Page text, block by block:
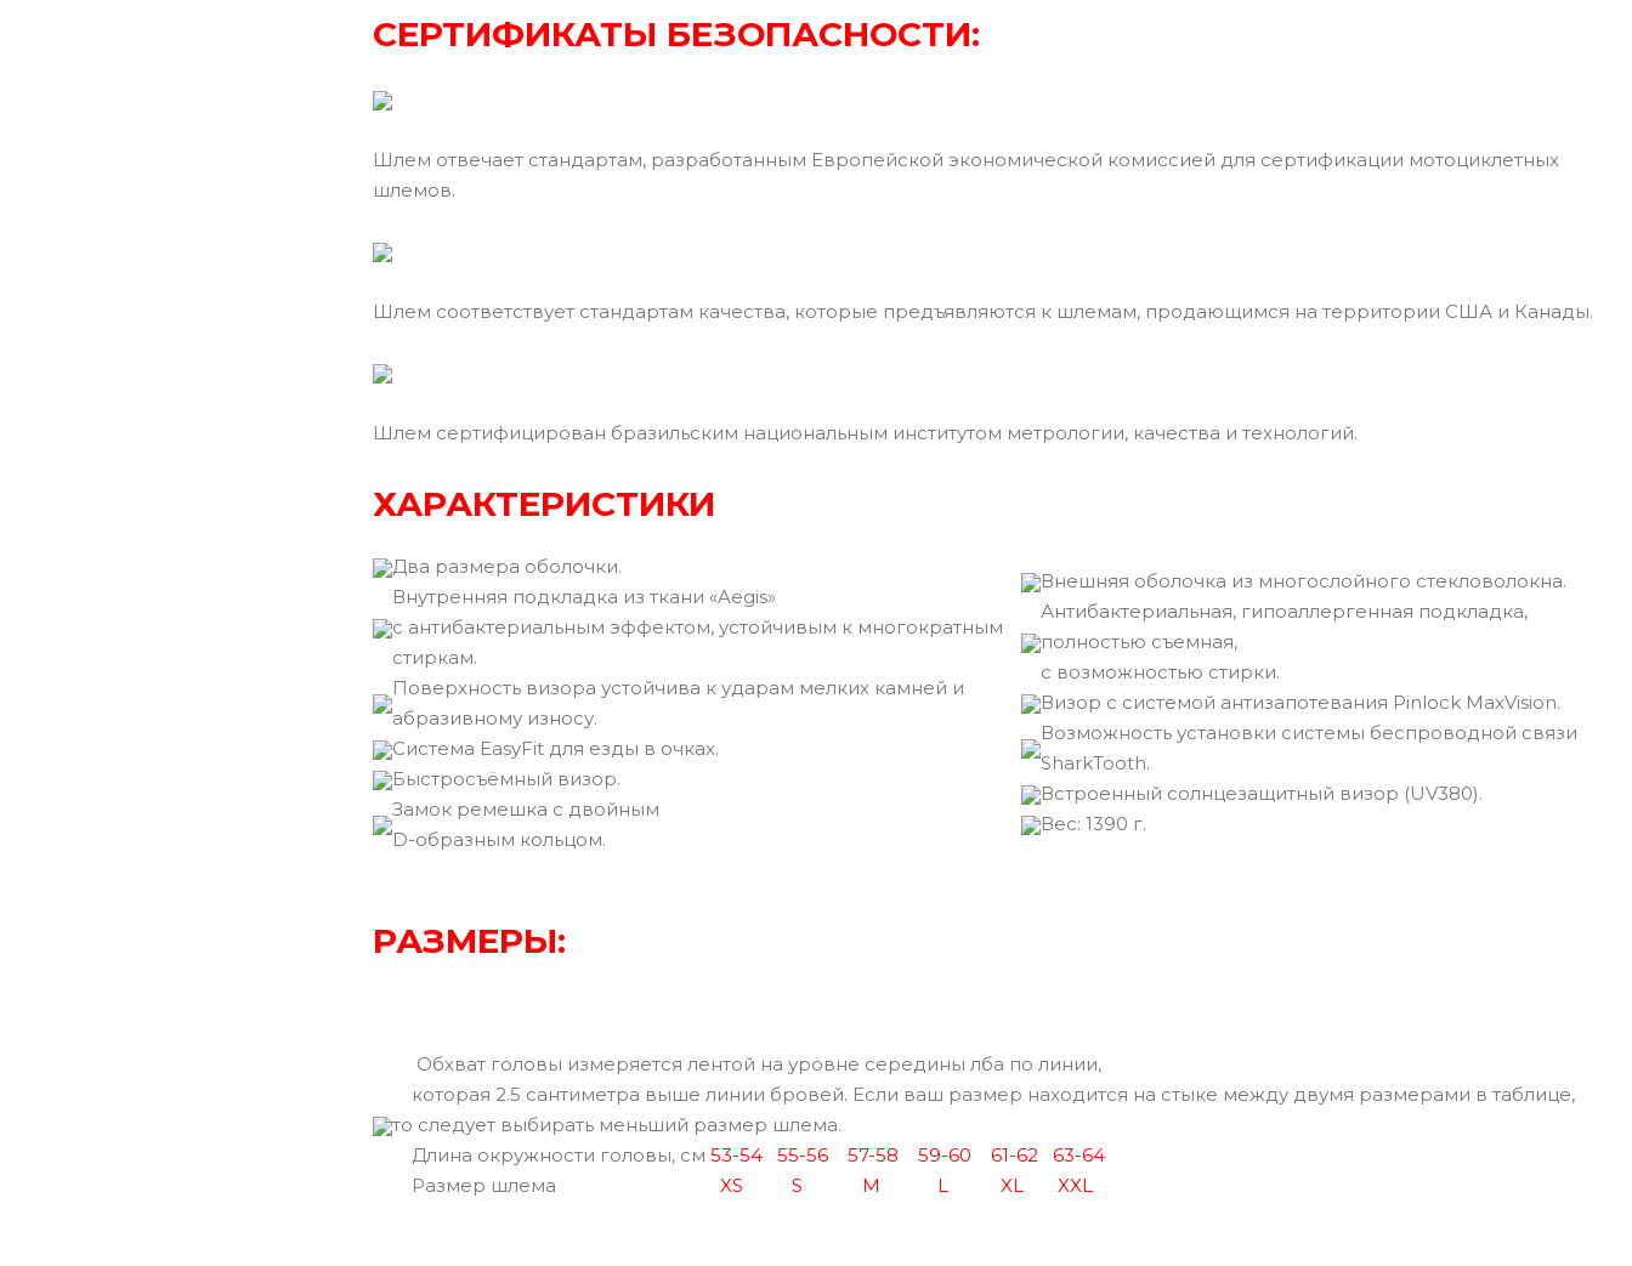
СЕРТИФИКАТЫ БЕЗОПАСНОСТИ:
Шлем отвечает стандартам, разработанным Европейской экономической комиссией для сертификации мотоциклетных
шлемов.
Шлем соответствует стандартам качества, которые предъявляются к шлемам, продающимся на территории США и Канады.
Шлем сертифицирован бразильским национальным институтом метрологии, качества и технологий.
ХАРАКТЕРИСТИКИ
Два размера оболочки.
Внутренняя подкладка из ткани «Aegis»
с антибактериальным эффектом, устойчивым к многократным
стиркам.
Поверхность визора устойчива к ударам мелких камней и
абразивному износу.
Cистема EasyFit для езды в очках.
Быстросъёмный визор.
Замок ремешка с двойным
D-образным кольцом.
Внешняя оболочка из многослойного стекловолокна.
Антибактериальная, гипоаллергенная подкладка,
полностью съемная,
с возможностью стирки.
Визор с системой антизапотевания Pinlock MaxVision.
Возможность установки системы беспроводной связи
SharkTooth.
Встроенный солнцезащитный визор (UV380).
Вec: 1390 г.
РАЗМЕРЫ:
Обхват головы измеряется лентой на уровне середины лба по линии,
которая 2.5 сантиметра выше линии бровей. Если ваш размер находится на стыке между двумя размерами в таблице,
то следует выбирать меньший размер шлема.
Длина окружности головы, см 53-54 55-56 57-58 59-60 61-62 63-64
Размер шлема
XS S M L XL XXL